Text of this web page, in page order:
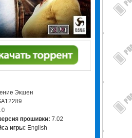
Экшен
прошивки: 7.02
игры: English